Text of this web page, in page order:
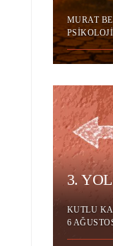
MURAT
PSIKOLOJI
3.
KUTLU
6